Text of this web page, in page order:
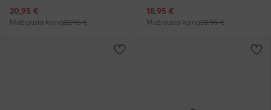
Dabartinė kaina
20,95 €
Mažiausia kaina22,95 €
Dabartinė kaina
18,95 €
Mažiausia kaina20,95 €